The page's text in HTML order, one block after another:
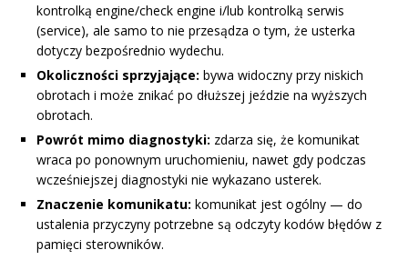
kontrolką engine/check engine i/lub kontrolką serwis
(service), ale samo to nie przesądza o tym, że usterka
dotyczy bezpośrednio wydechu.
Okoliczności sprzyjające: bywa widoczny przy niskich
obrotach i może znikać po dłuższej jeździe na wyższych
obrotach.
Powrót mimo diagnostyki: zdarza się, że komunikat
wraca po ponownym uruchomieniu, nawet gdy podczas
wcześniejszej diagnostyki nie wykazano usterek.
Znaczenie komunikatu: komunikat jest ogólny — do
ustalenia przyczyny potrzebne są odczyty kodów błędów z
pamięci sterowników.